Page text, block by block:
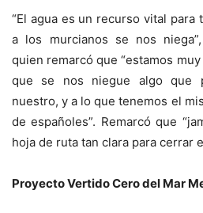
“El agua es un recurso vital para
a los murcianos se nos
quien remarcó que “estamos
que se nos niegue algo que
nuestro, y a lo que tenemos el
de españoles”. Remarcó que
hoja de ruta tan clara para cerrar
Proyecto Vertido Cero del Mar